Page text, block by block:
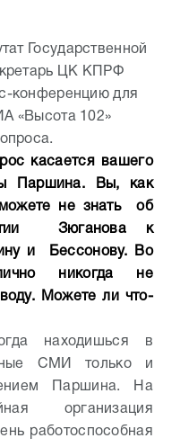
Государственной
ЦК КПРФ
конференцию для
«Высота 102»
касается вашего
Паршина. Вы, как
не знать об
Зюганова к
и Бессонову. Во
никогда не
Можете ли что-
находишься в
СМИ только и
Паршина. На
организация
работоспособная